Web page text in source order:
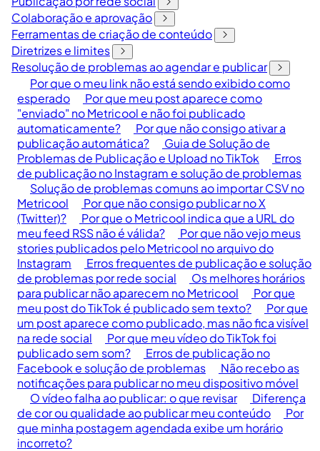
Colaboração e aprovação
Ferramentas de criação de conteúdo
Diretrizes e limites
Resolução de problemas ao agendar e publicar
Por que o meu link não está sendo exibido como
esperado
Por que meu post aparece como
"enviado" no Metricool e não foi publicado
automaticamente?
Por que não consigo ativar a
publicação automática?
Guia de Solução de
Problemas de Publicação e Upload no TikTok
Erros
de publicação no Instagram e solução de problemas
Solução de problemas comuns ao importar CSV no
Metricool
Por que não consigo publicar no X
(Twitter)?
Por que o Metricool indica que a URL do
meu feed RSS não é válida?
Por que não vejo meus
stories publicados pelo Metricool no arquivo do
Instagram
Erros frequentes de publicação e solução
de problemas por rede social
Os melhores horários
para publicar não aparecem no Metricool
Por que
meu post do TikTok é publicado sem texto?
Por que
um post aparece como publicado, mas não fica visível
na rede social
Por que meu vídeo do TikTok foi
publicado sem som?
Erros de publicação no
Facebook e solução de problemas
Não recebo as
notificações para publicar no meu dispositivo móvel
O vídeo falha ao publicar: o que revisar
Diferença
de cor ou qualidade ao publicar meu conteúdo
Por
que minha postagem agendada exibe um horário
incorreto?